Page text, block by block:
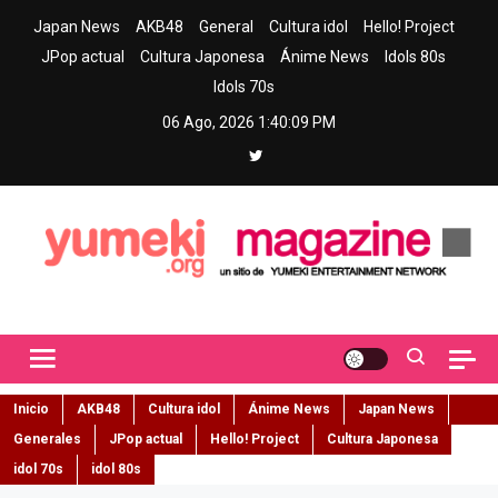
Japan News AKB48 General Cultura idol
Hello! Project
JPop actual
Cultura Japonesa Ánime News
Idols 80s
Idols 70s
06 Ago, 2026 1:40:10 PM
Inicio AKB48 Cultura idol Ánime News
Japan News
Generales
JPop actual Hello! Project
Cultura Japonesa
idol 70s
idol 80s